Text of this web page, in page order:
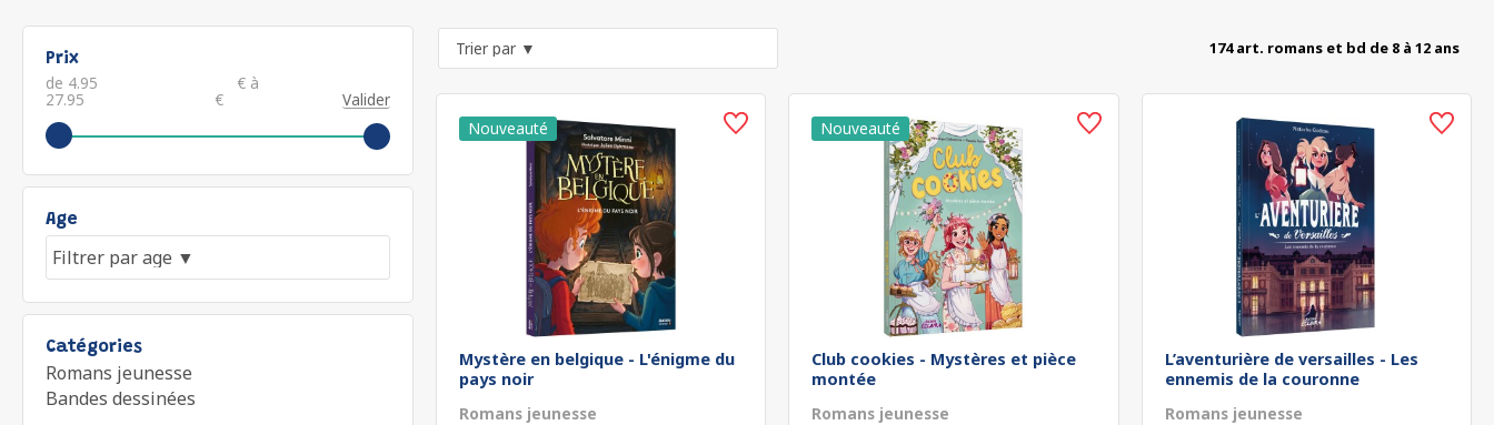
Prix
de € à
€ Valider
Age
Catégories
Romans jeunesse
Bandes dessinées
174 art. romans et bd de 8 à 12 ans
Mystère en belgique - L'énigme du
pays noir
Romans jeunesse
Club cookies - Mystères et pièce
montée
Romans jeunesse
L’aventurière de versailles - Les
ennemis de la couronne
Romans jeunesse